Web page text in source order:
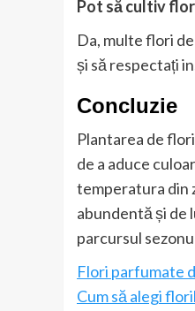
Pot să cultiv
Da, multe flori
și să respectați
Concluzie
Plantarea de
de a aduce
temperatura din
abundentă și de
parcursul
Flori parfumate
Cum să alegi